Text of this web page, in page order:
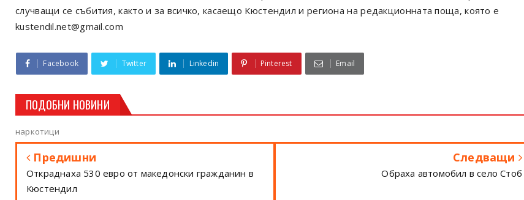
случващи се събития, както и за всичко, касаещо Кюстендил и региона на редакционната поща, която е
kustendil.net@gmail.com
Facebook Twitter Linkedin Pinterest Email
ПОДОБНИ НОВИНИ
наркотици
Предишни
Откраднаха 530 евро от македонски гражданин в
Кюстендил
Следващи
Обраха автомобил в село Стоб